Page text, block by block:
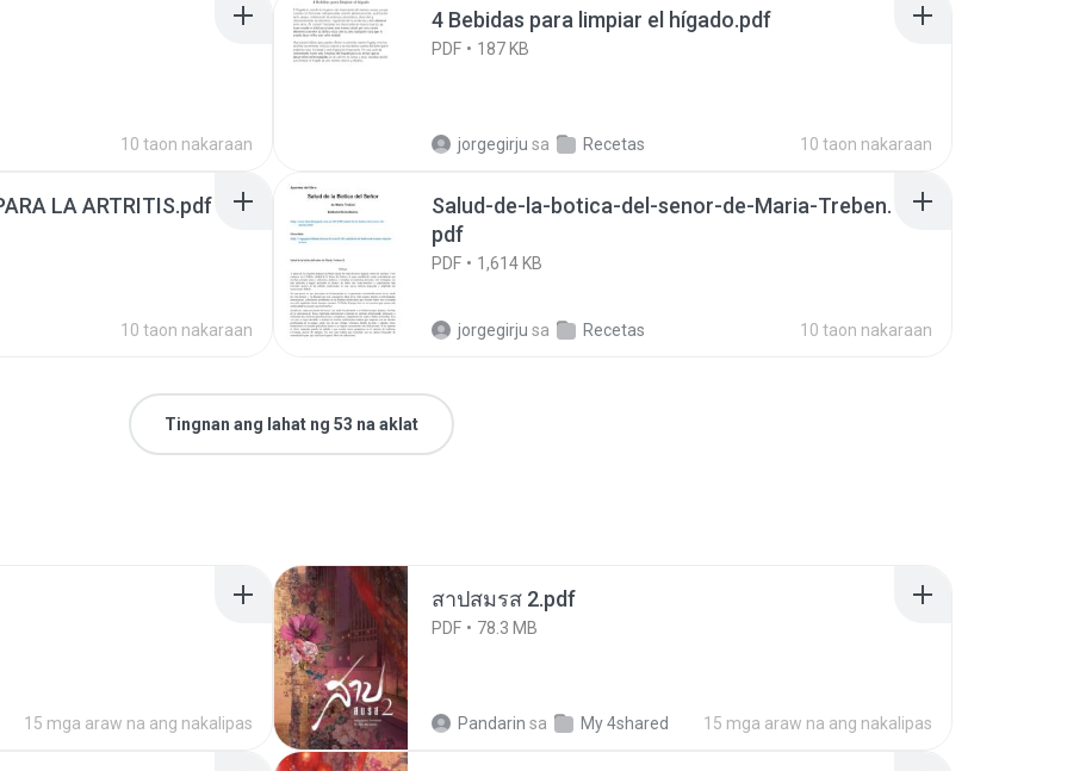
10 taon nakaraan
4 Bebidas para limpiar el hígado.pdf
PDF 187 KB
jorgegirju sa Recetas 10 taon nakaraan
LA ARTRITIS.pdf
10 taon nakaraan
Salud-de-la-botica-del-senor-de-Maria-Treben.
pdf
PDF 1,614 KB
jorgegirju sa Recetas 10 taon nakaraan
Tingnan ang lahat ng 53 na aklat
15 mga araw na ang nakalipas
สาปสมรส 2.pdf
PDF 78.3 MB
Pandarin sa My 4shared 15 mga araw na ang nakalipas